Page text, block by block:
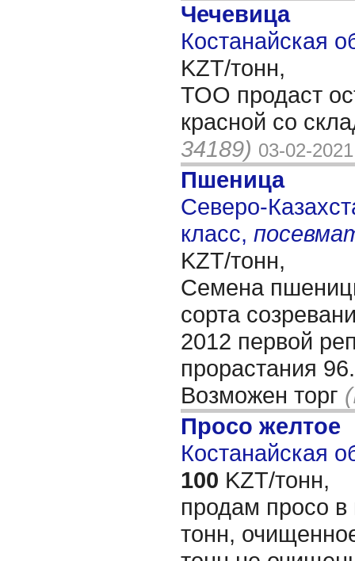
Чечевица
Костанайская
KZT/тонн,
ТОО продаст
красной со
34189) 03-02-2021
Пшеница
Северо-
класс,
KZT/тонн,
Семена
сорта
2012 первой
прорастания
Возможен торг
Просо желтое
Костанайская
100 KZT/тонн,
продам просо в
тонн,